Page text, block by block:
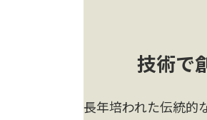
技術で
長年培われた伝統的